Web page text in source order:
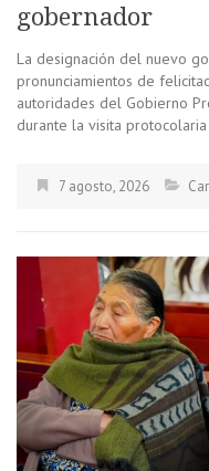
gobernador
La designación del nuevo
pronunciamientos de
autoridades del Gobierno
durante la visita
7 agosto, 2026